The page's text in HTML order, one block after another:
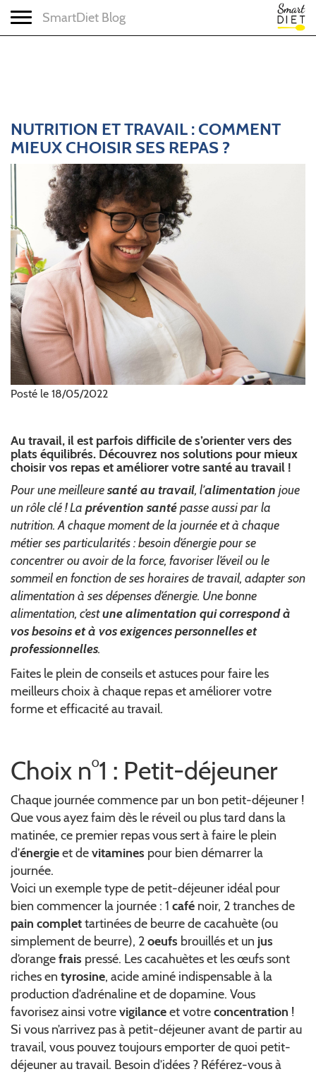
SmartDiet Blog
NUTRITION ET TRAVAIL : COMMENT
MIEUX CHOISIR SES REPAS ?
Posté le 18/05/2022
Au travail, il est parfois difficile de s’orienter vers des
plats équilibrés. Découvrez nos solutions pour mieux
choisir vos repas et améliorer votre santé au travail !
Pour une meilleuresanté au travail, l’alimentation joue
un rôle clé ! La prévention santépasse aussi par la
nutrition. A chaque moment de la journée et à chaque
métier ses particularités : besoin d’énergie pour se
concentrer ou avoir de la force, favoriser l’éveil ou le
sommeil en fonction de ses horaires de travail, adapter son
alimentation à ses dépenses d’énergie. Une bonne
alimentation, c’estune alimentation qui correspond à
vos besoins et à vos exigences personnelles et
professionnelles.
Faites le plein de conseils et astuces pour faire les
meilleurs choix à chaque repas et améliorer votre
forme et efficacité au travail.
Choix n°1 : Petit-déjeuner
Chaque journée commence par un bon petit-déjeuner !
Que vous ayez faim dès le réveil ou plus tard dans la
matinée, ce premier repas vous sert à faire le plein
d’énergieet devitamines pour bien démarrer la
journée.
Voici un exemple type de petit-déjeuner idéal pour
bien commencer la journée : 1 café noir, 2 tranches de
pain complettartinées de beurre de cacahuète (ou
simplement de beurre), 2oeufs brouillés et un jus
d’orangefrais pressé. Les cacahuètes et les œufs sont
riches en tyrosine, acide aminé indispensable à la
production d’adrénaline et de dopamine. Vous
favorisez ainsi votrevigilanceet votreconcentration !
Si vous n’arrivez pas à petit-déjeuner avant de partir au
travail, vous pouvez toujours emporter de quoi petit-
déjeuner au travail. Besoin d’idées ? Référez-vous à